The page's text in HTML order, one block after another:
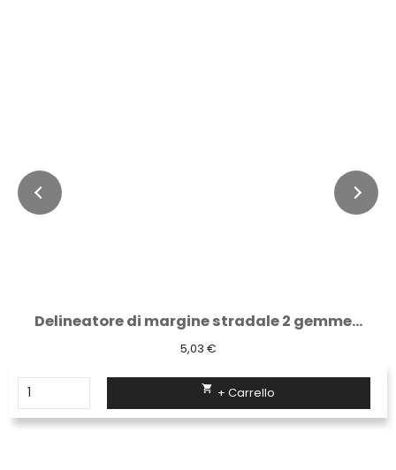
Delineatore di margine stradale 2 gemme...
5,03 €
 + Carrello